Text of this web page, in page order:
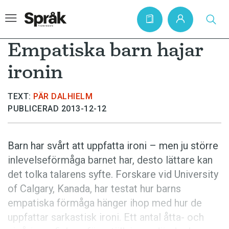
Artiklar
Språkfrågor
Skrivtips
Bokrecensioner
Kviss
Podden
Empatiska barn hajar
ironin
TEXT: PÄR DALHIELM
PUBLICERAD 2013-12-12
Barn har svårt att uppfatta ironi – men ju större
inlevelseförmåga barnet har, desto lättare kan
det tolka talarens syfte. Forskare vid University
of Calgary, Kanada, har testat hur barns
empatiska förmåga hänger ihop med hur de
uppfattar sarkastisk ironi. Ett antal åtta- och